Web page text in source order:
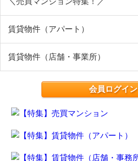
賃貸物件（アパート）
賃貸物件（店舗・事業所）
会員ログイン